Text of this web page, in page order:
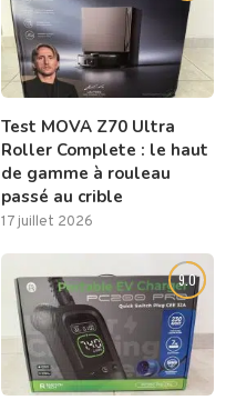
Test MOVA Z70 Ultra
Roller Complete : le haut
de gamme à rouleau
passé au crible
17 juillet 2026
9.0